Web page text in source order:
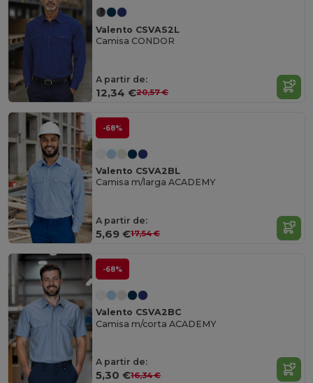
Valento CSVAS2L
Camisa CONDOR
A partir de:
12,34 €20,57 €
-68%
Valento CSVA2BL
Camisa m/larga ACADEMY
A partir de:
5,69 €17,54 €
-68%
Valento CSVA2BC
Camisa m/corta ACADEMY
A partir de:
5,30 €16,34 €